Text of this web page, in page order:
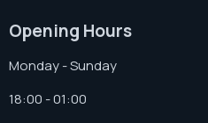
Opening Hours
Monday - Sunday
18:00 - 01:00